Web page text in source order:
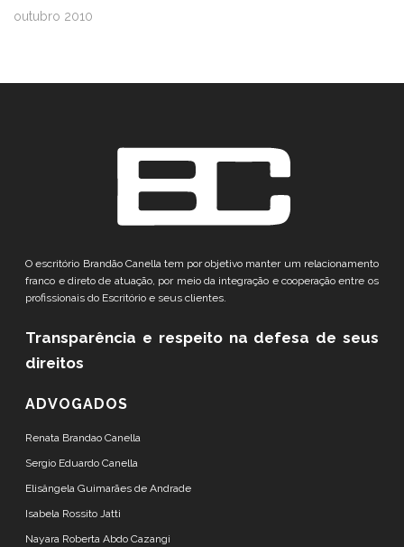
outubro 2010
O escritório Brandão Canella tem por objetivo manter um relacionamento
franco e direto de atuação, por meio da integração e cooperação entre os
profissionais do Escritório e seus clientes.
Transparência e respeito na defesa de seus
direitos
ADVOGADOS
Renata Brandao Canella
Sergio Eduardo Canella
Elisângela Guimarães de Andrade
Isabela Rossito Jatti
Nayara Roberta Abdo Cazangi